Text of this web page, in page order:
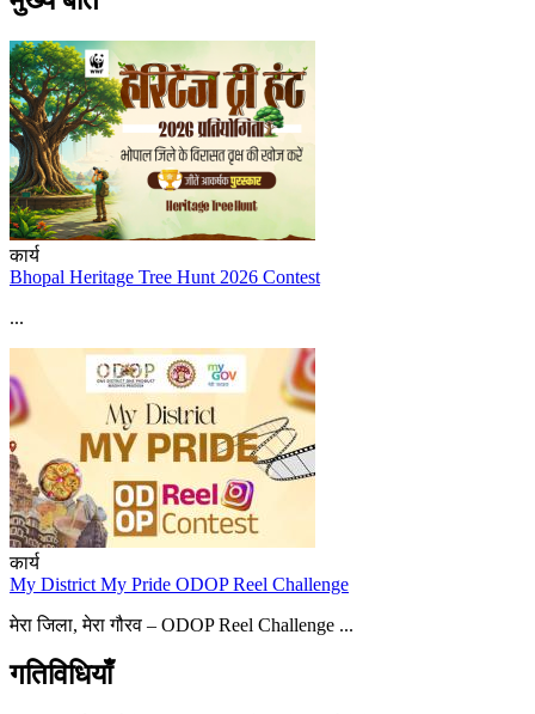
कार्य
Bhopal Heritage Tree Hunt 2026 Contest
...
कार्य
My District My Pride ODOP Reel Challenge
मेरा जिला, मेरा गौरव – ODOP Reel Challenge ...
गतिविधियाँ